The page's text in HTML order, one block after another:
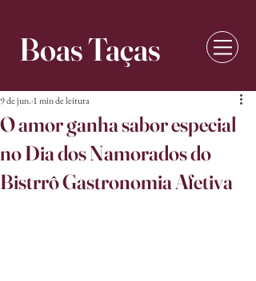
Boas Taças
O amor ganha sabor especial
no Dia dos Namorados do
Bistrrô Gastronomia Afetiva
9 de jun. 1 min de leitura